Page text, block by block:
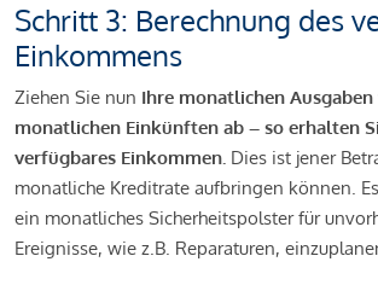
Schritt 3: Berechnung des
Einkommens
Ziehen Sie nun Ihre monatlichen
monatlichen Einkünften ab – so erhalten
verfügbares Einkommen. Dies ist jener
monatliche Kreditrate aufbringen können.
ein monatliches Sicherheitspolster für
Ereignisse, wie z.B. Reparaturen,